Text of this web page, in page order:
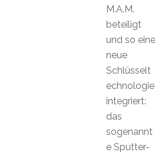
M.A.M.
beteiligt
und so eine
neue
Schlüsselt
echnologie
integriert:
das
sogenannt
e Sputter-